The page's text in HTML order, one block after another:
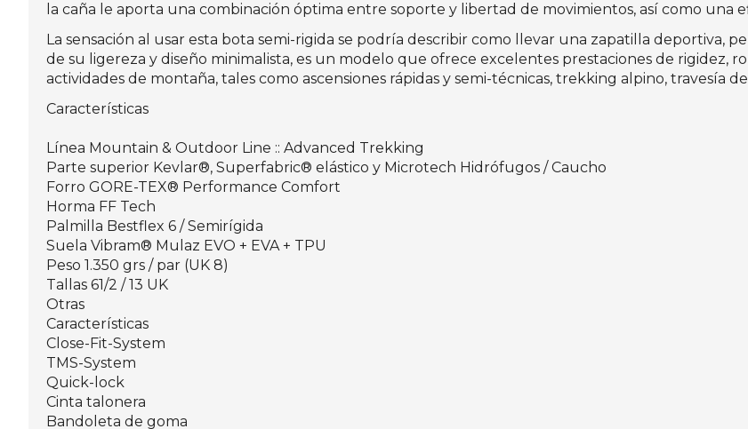
la caña le aporta una combinación óptima entre soporte y libertad de movimientos, así como
La sensación al usar esta bota semi-rigida se podría describir como llevar una zapatilla deportiva,
de su ligereza y diseño minimalista, es un modelo que ofrece excelentes prestaciones de rigidez,
actividades de montaña, tales como ascensiones rápidas y semi-técnicas, trekking alpino, travesía
Características
Línea Mountain & Outdoor Line :: Advanced Trekking
Parte superior Kevlar®, Superfabric® elástico y Microtech Hidrófugos / Caucho
Forro GORE-TEX® Performance Comfort
Horma FF Tech
Palmilla Bestflex 6 / Semirígida
Suela Vibram® Mulaz EVO + EVA + TPU
Peso 1.350 grs / par (UK 8)
Tallas 61/2 / 13 UK
Otras
Características
Close-Fit-System
TMS-System
Quick-lock
Cinta talonera
Bandoleta de goma